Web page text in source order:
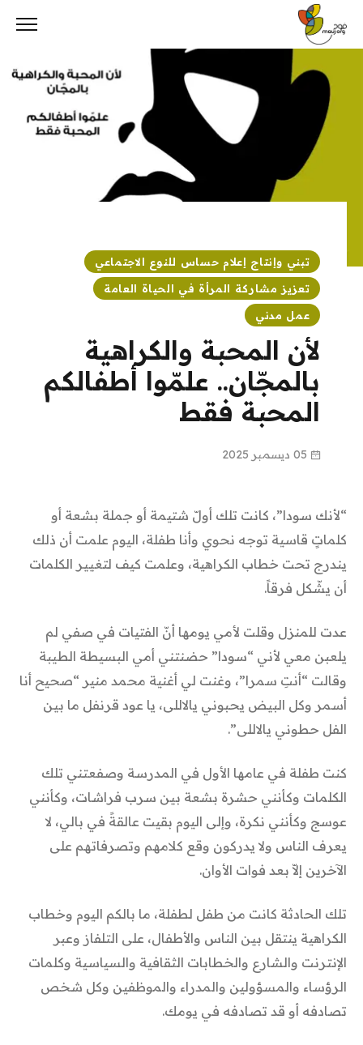
تبني وإنتاج إعلام حساس للنوع الاجتماعي
تعزيز مشاركة المرأة في الحياة العامة
عمل مدني
لأن المحبة والكراهية
بالمجّان.. علمّوا أطفالكم
المحبة فقط
05 ديسمبر 2025
“لأنك سودا”، كانت تلك أولّ شتيمة أو جملة بشعة أو
كلماتٍ قاسية توجه نحوي وأنا طفلة، اليوم علمت أن ذلك
يندرج تحت خطاب الكراهية، وعلمت كيف لتغيير الكلمات
أن يشّكل فرقاً.
عدت للمنزل وقلت لأمي يومها أنّ الفتيات في صفي لم
يلعبن معي لأني “سودا” حضنتني أمي البسيطة الطيبة
وقالت “أنتِ سمرا”، وغنت لي أغنية محمد منير “صحيح أنا
أسمر وكل البيض يحبوني يالاللى، يا عود قرنفل ما بين
الفل حطوني يالاللى”.
كنت طفلة في عامها الأول في المدرسة وصفعتني تلك
الكلمات وكأنني حشرة بشعة بين سرب فراشات، وكأنني
عوسج وكأنني نكرة، وإلى اليوم بقيت عالقةً في بالي، لا
يعرف الناس ولا يدركون وقع كلامهم وتصرفاتهم على
الآخرين إلاّ بعد فوات الأوان.
تلك الحادثة كانت من طفل لطفلة، ما بالكم اليوم وخطاب
الكراهية ينتقل بين الناس والأطفال، على التلفاز وعبر
الإنترنت والشارع والخطابات الثقافية والسياسية وكلمات
الرؤساء والمسؤولين والمدراء والموظفين وكل شخص
تصادفه أو قد تصادفه في يومك.